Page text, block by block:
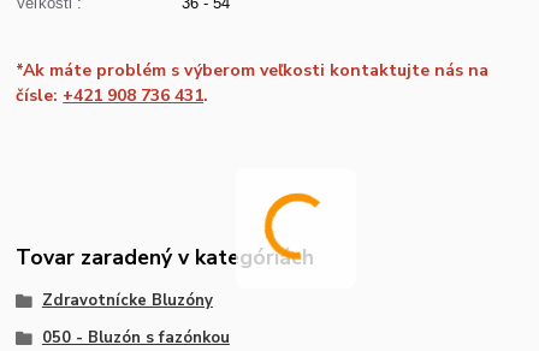
*Ak máte problém s výberom veľkosti kontaktujte nás na
čísle: +421 908 736 431.
Tovar zaradený v kategóriách
Zdravotnícke Bluzóny
050 - Bluzón s fazónkou